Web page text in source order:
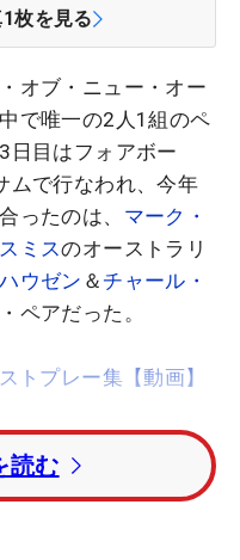
1枚を見る
オブ・ニュー・オー
で唯一の2人1組のペ
日目はフォアボー
ムで行なわれ、今年
ったのは、 マーク・
ミスのオーストラリ
ウゼン ＆ チャール・
ペアだった。
トプレー集【動画】
10数年の世界のゴル
頭の中に浮かんでき
読む